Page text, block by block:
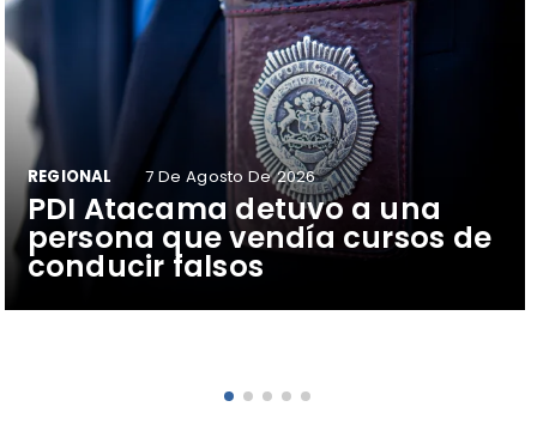
​PDI Atacama detuvo a una
persona que vendía cursos de
conducir falsos
REGIONAL 7 De Agosto De 2026